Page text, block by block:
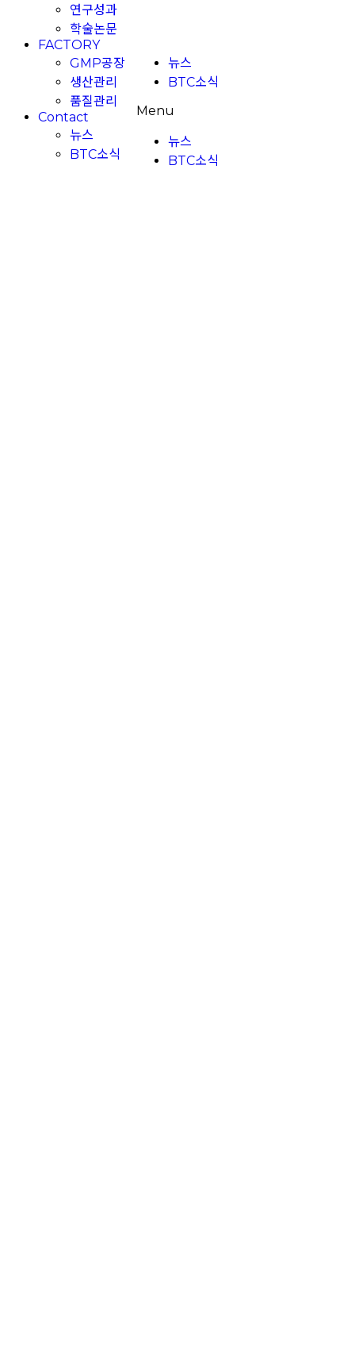
뉴스
BTC소식
Menu
뉴스
BTC소식
연구성과
학술논문
FACTORY
GMP공장
생산관리
품질관리
Contact
뉴스
BTC소식